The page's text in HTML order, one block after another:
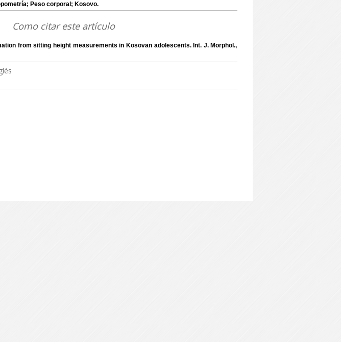
Peso corporal; Kosovo.
Como citar este artículo
from sitting height measurements in Kosovan adolescents. Int. J. Morphol.,